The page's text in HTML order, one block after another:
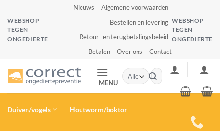
naar
inhoud
WEBSHOP
TEGEN
ONGEDIERTE
Nieuws
Algemene voorwaarden
Bestellen en levering
Retour- en terugbetalingsbeleid
Betalen
Over ons Contact
WEBSHOP
TEGEN
ONGEDIERTE
MENU
Zoeken
naar:
Duiven/vogels Houtworm/boktor